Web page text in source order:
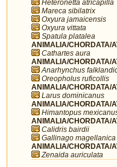
Heteronetta atricapilla
Mareca sibilatrix
Oxyura jamaicensis
Oxyura vittata
Spatula platalea
ANIMALIA/CHORDATA/
Cathartes aura
ANIMALIA/CHORDATA/
Anarhynchus
Oreopholus ruficollis
ANIMALIA/CHORDATA/
Larus dominicanus
ANIMALIA/CHORDATA/
Himantopus
ANIMALIA/CHORDATA/
Calidris bairdii
Gallinago magellanica
ANIMALIA/CHORDATA/
Zenaida auriculata